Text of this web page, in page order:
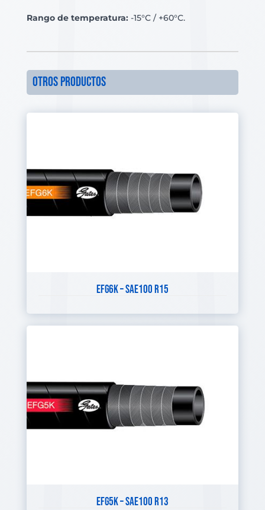
Rango de temperatura:-15°C / +60°C.
otros productos
EFG6K – SAE100 R15
EFG5K – SAE100 R13